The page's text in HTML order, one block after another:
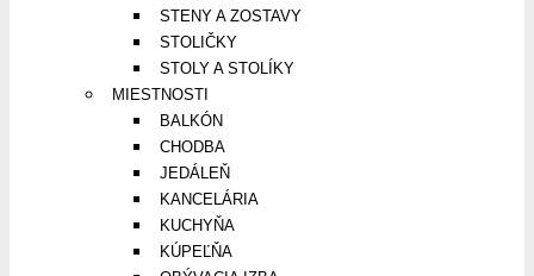
STENY A ZOSTAVY
STOLIČKY
STOLY A STOLÍKY
MIESTNOSTI
BALKÓN
CHODBA
JEDÁLEŇ
KANCELÁRIA
KUCHYŇA
KÚPEĽŇA